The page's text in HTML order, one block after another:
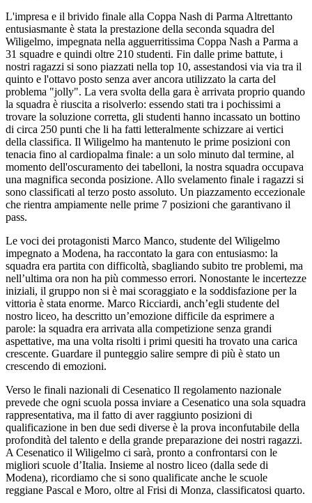
L'impresa e il brivido finale alla Coppa Nash di Parma Altrettanto
entusiasmante è stata la prestazione della seconda squadra del
Wiligelmo, impegnata nella agguerritissima Coppa Nash a Parma a
31 squadre e quindi oltre 210 studenti. Fin dalle prime battute, i
nostri ragazzi si sono piazzati nella top 10, assestandosi via via tra il
quinto e l'ottavo posto senza aver ancora utilizzato la carta del
problema "jolly". La vera svolta della gara è arrivata proprio quando
la squadra è riuscita a risolverlo: essendo stati tra i pochissimi a
trovare la soluzione corretta, gli studenti hanno incassato un bottino
di circa 250 punti che li ha fatti letteralmente schizzare ai vertici
della classifica. Il Wiligelmo ha mantenuto le prime posizioni con
tenacia fino al cardiopalma finale: a un solo minuto dal termine, al
momento dell'oscuramento dei tabelloni, la nostra squadra occupava
una magnifica seconda posizione. Allo svelamento finale i ragazzi si
sono classificati al terzo posto assoluto. Un piazzamento eccezionale
che rientra ampiamente nelle prime 7 posizioni che garantivano il
pass.
Le voci dei protagonisti Marco Manco, studente del Wiligelmo
impegnato a Modena, ha raccontato la gara con entusiasmo: la
squadra era partita con difficoltà, sbagliando subito tre problemi, ma
nell’ultima ora non ha più commesso errori. Nonostante le incertezze
iniziali, il gruppo non si è mai scoraggiato e la soddisfazione per la
vittoria è stata enorme. Marco Ricciardi, anch’egli studente del
nostro liceo, ha descritto un’emozione difficile da esprimere a
parole: la squadra era arrivata alla competizione senza grandi
aspettative, ma una volta risolti i primi quesiti ha trovato una carica
crescente. Guardare il punteggio salire sempre di più è stato un
crescendo di emozioni.
Verso le finali nazionali di Cesenatico Il regolamento nazionale
prevede che ogni scuola possa inviare a Cesenatico una sola squadra
rappresentativa, ma il fatto di aver raggiunto posizioni di
qualificazione in ben due sedi diverse è la prova inconfutabile della
profondità del talento e della grande preparazione dei nostri ragazzi.
A Cesenatico il Wiligelmo ci sarà, pronto a confrontarsi con le
migliori scuole d’Italia. Insieme al nostro liceo (dalla sede di
Modena), ricordiamo che si sono qualificate anche le scuole
reggiane Pascal e Moro, oltre al Frisi di Monza, classificatosi quarto.